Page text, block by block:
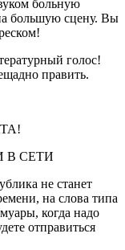
больную
большую сцену. Вы
голос!
править.
В СЕТИ
не станет
на слова типа
когда надо
отправиться